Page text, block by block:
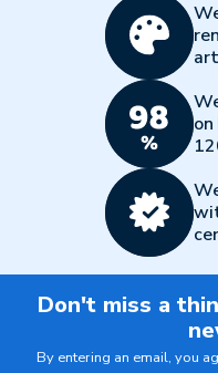
Don't miss a
By entering an email, you